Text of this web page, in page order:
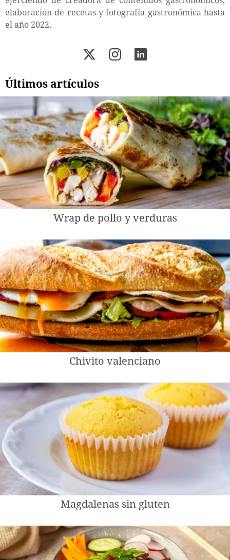
elaboración de recetas y fotografía gastronómica hasta
el año 2022.
Últimos artículos
Wrap de pollo y verduras
Chivito valenciano
Magdalenas sin gluten